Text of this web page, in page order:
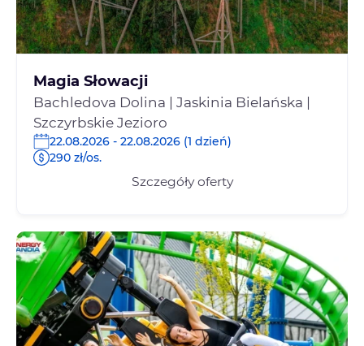
Magia Słowacji
Bachledova Dolina | Jaskinia Bielańska |
Szczyrbskie Jezioro
22.08.2026 - 22.08.2026 (1 dzień)
290 zł/os.
Szczegóły oferty